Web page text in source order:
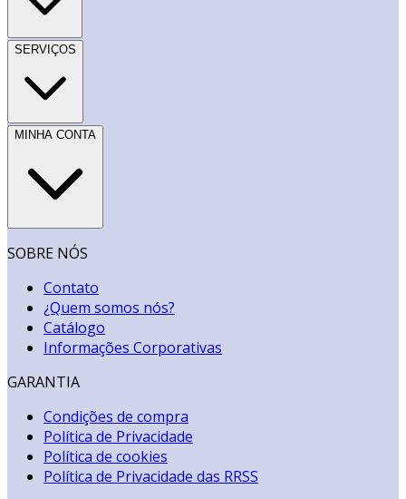
SERVIÇOS
MINHA CONTA
SOBRE NÓS
Contato
¿Quem somos nós?
Catálogo
Informações Corporativas
GARANTIA
Condições de compra
Política de Privacidade
Política de cookies
Política de Privacidade das RRSS